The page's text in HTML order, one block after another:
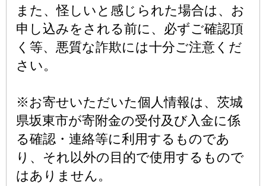
また、怪しいと感じられた場合は、お
申し込みをされる前に、必ずご確認頂
く等、悪質な詐欺には十分ご注意くだ
さい。
※お寄せいただいた個人情報は、茨城
県坂東市が寄附金の受付及び入金に係
る確認・連絡等に利用するものであ
り、それ以外の目的で使用するもので
はありません。